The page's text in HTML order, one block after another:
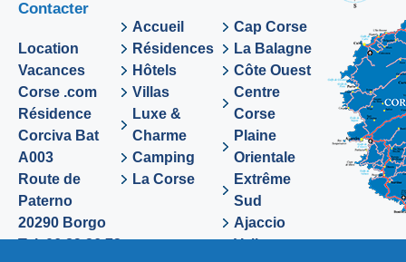
Contacter
Location
Vacances
Corse .com
Résidence
Corciva Bat
A003
Route de
Paterno
20290 Borgo
Tel. 06 89 36 72
Accueil
Résidences
Hôtels
Villas
Luxe &
Charme
Camping
La Corse
Cap Corse
La Balagne
Côte Ouest
Centre
Corse
Plaine
Orientale
Extrême
Sud
Ajaccio
Valinco